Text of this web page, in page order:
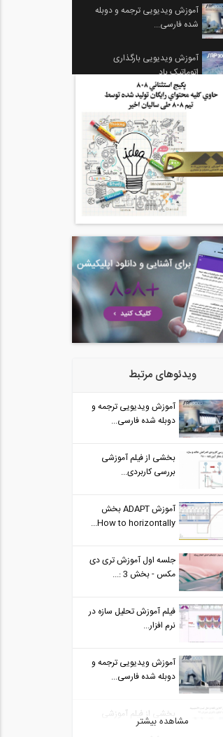
آموزش ویدیویی ترجمه و دوبله
شده فارسی...
آموزش ویدیویی بارگذاری
اتوماتیک باد...
آموزش ویدیویی ارتعاشات پایدار
sap2000_-...
اعمال اتوماتیک بار باد در
SAP2000 (...
آموزش تحلیل ارتعاش حالت پایدار
مدل سازی انعطاف پذیری در
اتصال ستون-...
تعیین مقدار آرماتور مورد نیاز
برای...
ویدئوهای مرتبط
آموزش ویدیویی ترجمه و
دوبله شده فارسی...
بخشی از فیلم آموزشی
بررسی کاربردی...
آموزش ADAPT بخش
How to horizontally...
جلسه اول آموزش تری دی
مکس - بخش 3 :...
فیلم آموزش تحلیل سازه در
نرم افزار...
آموزش ویدیویی ترجمه و
دوبله شده فارسی...
بخشی از فیلم آموزشی
آنلاین نکته و حل...
مشاهده بیشتر